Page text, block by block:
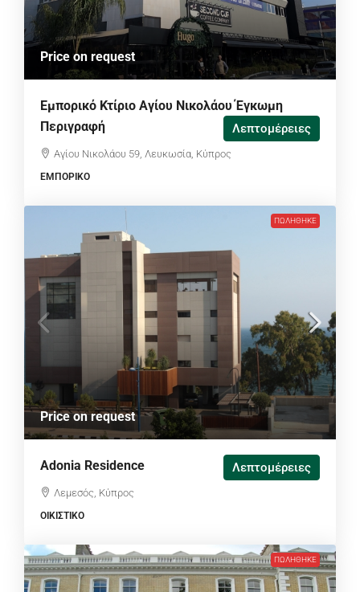
Price on request
Εμπορικό Κτίριο Αγίου Νικολάου Έγκωμη
Περιγραφή
Αγίου Νικολάου 59, Λευκωσία, Κύπρος
ΕΜΠΟΡΙΚΌ
Λεπτομέρειες
ΠΩΛΉΘΗΚΕ
Price on request
Adonia Residence
Λεμεσός, Κύπρος
ΟΙΚΙΣΤΙΚΌ
Λεπτομέρειες
ΠΩΛΉΘΗΚΕ